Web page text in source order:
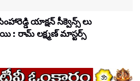
యాక్షన్ సీక్వెన్స్ లు
: రామ్ లక్ష్మణ్ మాస్టర్స్